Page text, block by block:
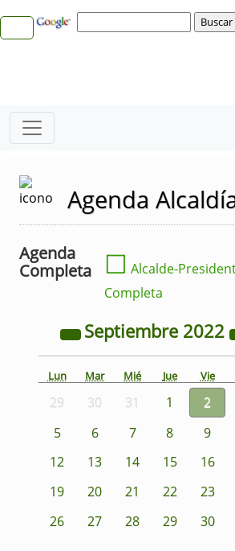
Agenda
Agenda
Completa
☐ Alcalde-
Completa
Septiembre 2022
Lun Mar Mié Jue Vie
29 30 31 1 2
5
6 7 8 9
12
13 14 15 16
19
20 21 22 23
26
27 28 29 30